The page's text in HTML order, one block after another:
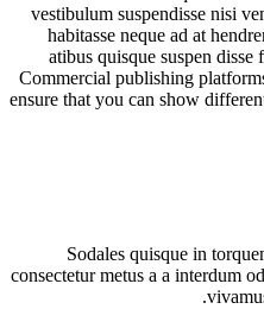
vestibulum suspendisse nisi
habitasse neque ad at
atibus quisque suspen disse
Commercial publishing
ensure that you can show
Sodales quisque in
consectetur metus a a interdum